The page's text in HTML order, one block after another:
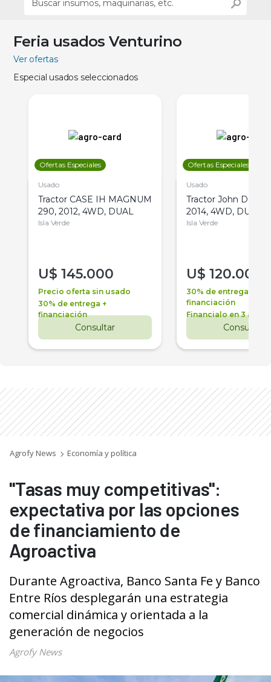
Feria usados Venturino
Ver ofertas
Especial usados seleccionados
Ofertas Especiales
Usado
Tractor CASE IH MAGNUM
290, 2012, 4WD, DUAL
Isla Verde
U$ 145.000
Precio oferta sin usado
30% de entrega +
financiación
Consultar
Ofertas Especiales
Usado
Tractor John Deere
2014, 4WD, DUAL
Isla Verde
U$ 120.000
30% de entrega +
financiación
Financialo en 3 años
Consultar
Agrofy News Economía y política
"Tasas muy competitivas":
expectativa por las opciones
de financiamiento de
Agroactiva
Durante Agroactiva, Banco Santa Fe y Banco
Entre Ríos desplegarán una estrategia
comercial dinámica y orientada a la
generación de negocios
Agrofy News